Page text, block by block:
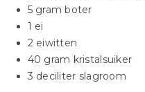
5 gram boter
1 ei
2 eiwitten
40 gram kristalsuiker
3 deciliter slagroom